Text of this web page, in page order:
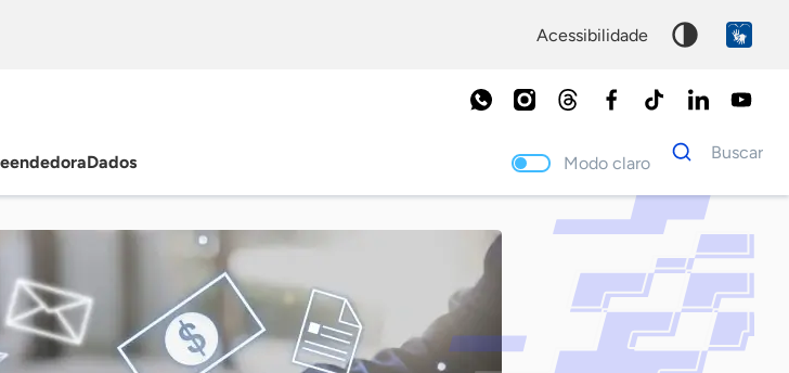
acessibilidade
Dados Modo claro
Dados
para
Buscar
Palavra
chave